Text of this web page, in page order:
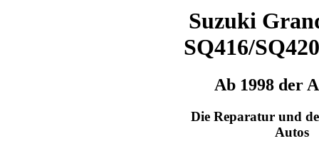
Suzuki
SQ416/
Ab 1998 der
Die Reparatur und
Autos